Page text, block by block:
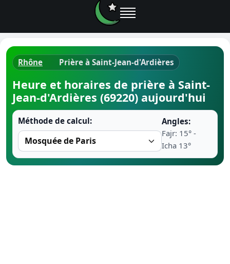
Horaires
Heure de
Ramadan
Rhône Prière à Saint-Jean-d'Ardières
Heure et horaires de prière à Saint-
Jean-d'Ardières (69220) aujourd'hui
Méthode de calcul:
Angles:
Fajr: 15° -
Icha 13°